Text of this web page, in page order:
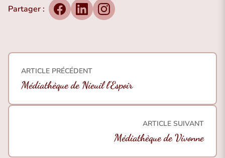
Partager :
FacebookLinkedInInstagram
Navigation de l’article
ARTICLE PRÉCÉDENT
Médiathèque de Nieuil l’Espoir
ARTICLE SUIVANT
Médiathèque de Vivonne